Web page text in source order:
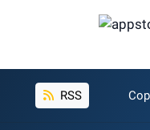
RSS